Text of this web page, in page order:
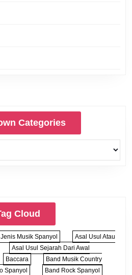
Categories
Cloud
Musik Spanyol
Asal Usul Atau
Asal Usul Sejarah Dari Awal
Baccara
Band Musik Country
Spanyol
Band Rock Spanyol